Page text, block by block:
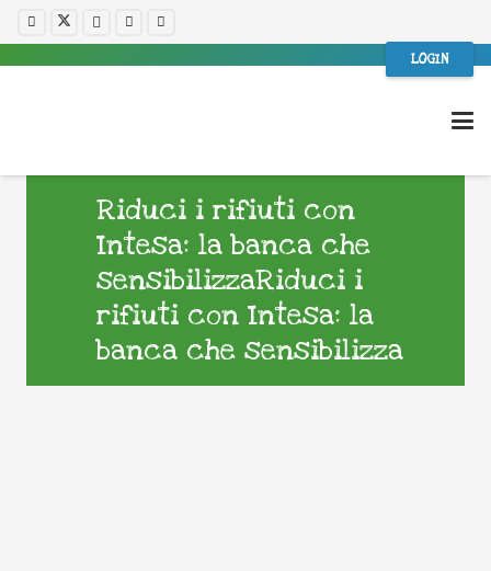
LOGIN
Riduci i rifiuti con
Intesa: la banca che
sensibilizzaRiduci i
rifiuti con Intesa: la
banca che sensibilizza